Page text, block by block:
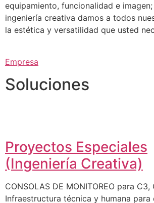
equipamiento, funcionalidad e
ingeniería creativa damos a todos
la estética y versatilidad que usted
Empresa
Soluciones
Proyectos Especiales
(Ingeniería Creativa)
CONSOLAS DE MONITOREO para C3,
Infraestructura técnica y humana para